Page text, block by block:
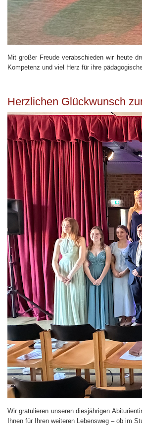
Mit großer Freude verabschieden wir heute
Kompetenz und viel Herz für ihre
Herzlichen Glückwunsch
Wir gratulieren unseren diesjährigen
Ihnen für Ihren weiteren Lebensweg – ob im